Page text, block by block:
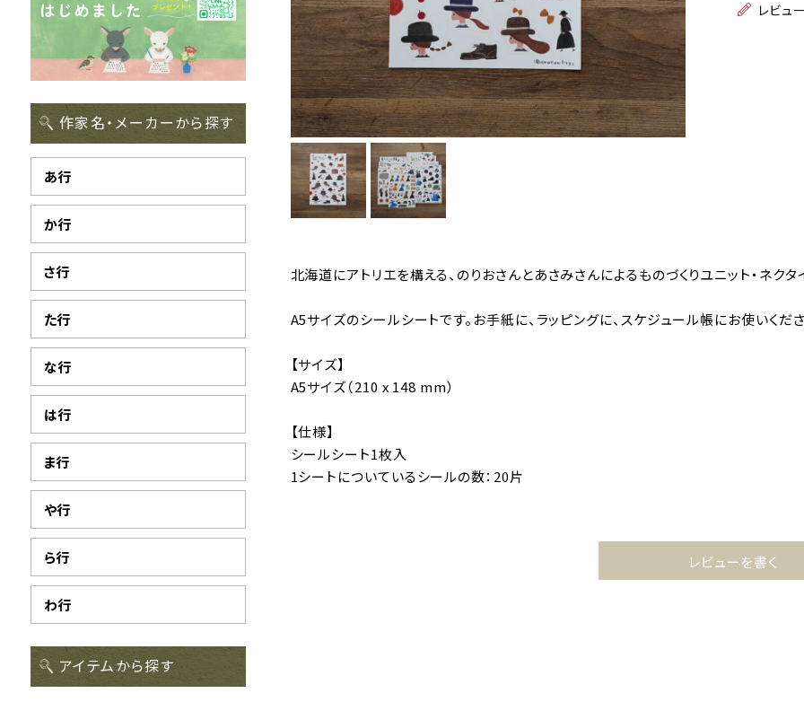
作家名・メーカーから探す
あ行
か行
さ行
た行
な行
は行
ま行
や行
ら行
わ行
アイテムから探す
レビュ
北海道にアトリエを構える、のりおさんとあさみさんによるものづくりユニット・ネクタ
A5サイズのシールシートです。お手紙に、ラッピングに、スケジュール帳にお使いくだ
【サイズ】
A5サイズ（210 x 148 mm）
【仕様】
シールシート1枚入
1シートについているシールの数：20片
レビューを書く